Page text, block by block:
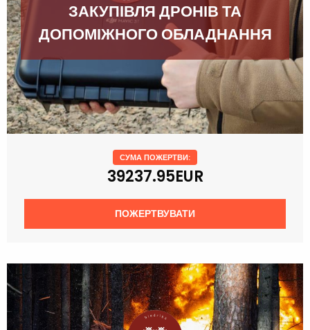
ЗАКУПІВЛЯ ДРОНІВ ТА
ДОПОМІЖНОГО ОБЛАДНАННЯ
СУМА ПОЖЕРТВИ:
39237.95EUR
ПОЖЕРТВУВАТИ